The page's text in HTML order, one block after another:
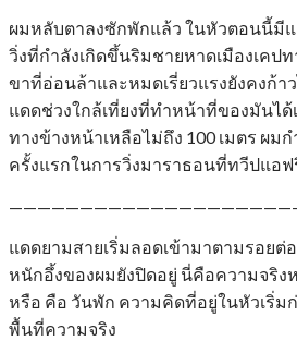
ผมหลับตาลงซักพักแล้ว ในหัวตอนนี้มีแ
วิ่งที่กำลังเกิดขึ้นริมชายหาดเมืองเคป
ขาที่อ่อนล้าและหมดเรี่ยวแรงยังคงก้า
แดดช่วงใกล้เที่ยงที่ทำหน้าที่ของมันได้
ทางข้างหน้าเหลือไม่ถึง 100 เมตร ผม
ครั้งแรกในการวิ่งมาราธอนที่ทวีปแอฟ
แดดยามสายเริ่มลอดเข้ามาตามรอยต่
หนักอึ้งของผมยังปิดอยู่ นี่คือความจริ
หรือ คือ วันพัก ความคิดที่อยู่ในหัวเริ่ม
พื้นที่ความจริง